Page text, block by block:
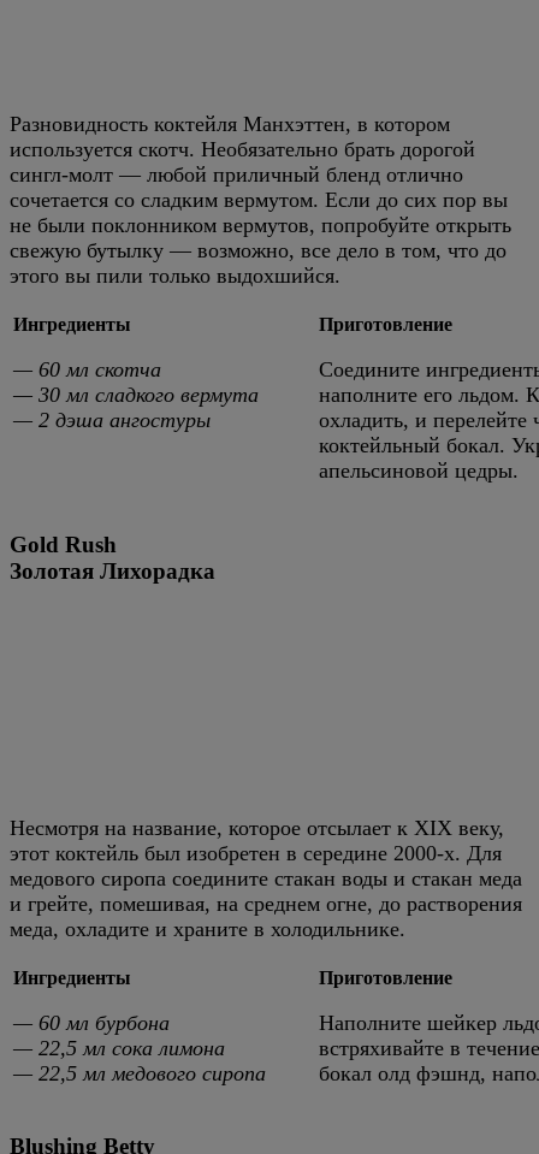
Разновидность коктейля Манхэттен, в котором
используется скотч. Необязательно брать дорогой
сингл-молт — любой приличный бленд отлично
сочетается со сладким вермутом. Если до сих пор вы
не были поклонником вермутов, попробуйте открыть
свежую бутылку — возможно, все дело в том, что до
этого вы пили только выдохшийся.
Ингредиенты
— 60 мл скотча
— 30 мл сладкого вермута
— 2 дэша ангостуры
Приготовление
Соедините
наполните его льдом.
охладить, и
коктейльный бокал.
апельсиновой цедры.
Gold Rush
Золотая Лихорадка
Несмотря на название, которое отсылает к XIX веку,
этот коктейль был изобретен в середине 2000-х. Для
медового сиропа соедините стакан воды и стакан меда
и грейте, помешивая, на среднем огне, до растворения
меда, охладите и храните в холодильнике.
Ингредиенты
— 60 мл бурбона
— 22,5 мл сока лимона
— 22,5 мл медового сиропа
Приготовление
Наполните шейкер
встряхивайте в
бокал олд фэшнд,
Blushing Betty